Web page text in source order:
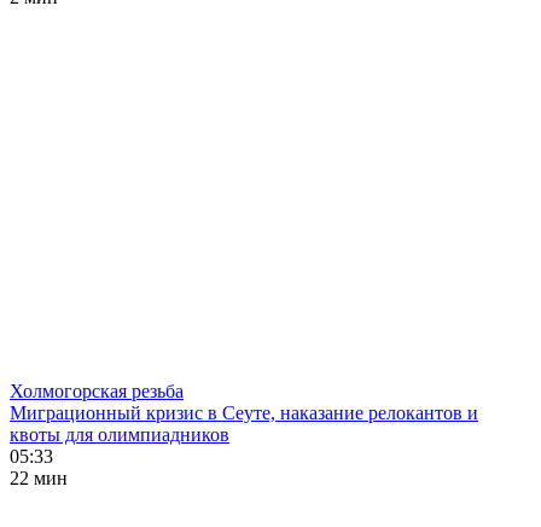
Холмогорская резьба
Миграционный кризис в Сеуте, наказание релокантов и
квоты для олимпиадников
05:33
22 мин